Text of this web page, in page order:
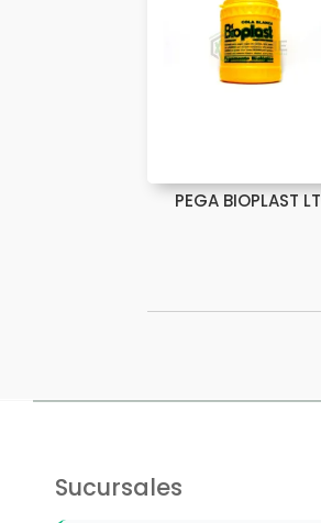
PEGA BIOPLAST LT
Sucursales